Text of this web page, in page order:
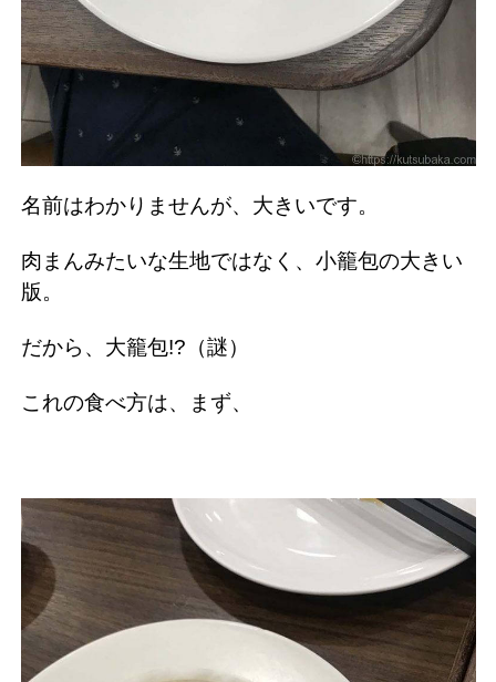
名前はわかりませんが、大きいです。
肉まんみたいな生地ではなく、小籠包の大きい
版。
だから、大籠包!?（謎）
これの食べ方は、まず、